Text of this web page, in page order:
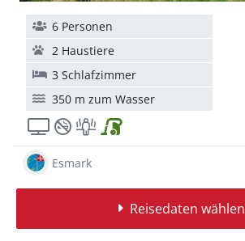
6 Personen
2 Haustiere
3 Schlafzimmer
350 m zum Wasser
Esmark
Reisedaten wählen